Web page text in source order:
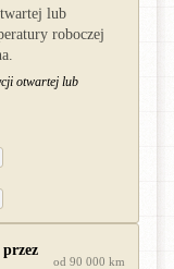
lub
roboczej
otwartej lub
od 90 000 km